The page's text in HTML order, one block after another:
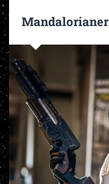
Mandalorianer